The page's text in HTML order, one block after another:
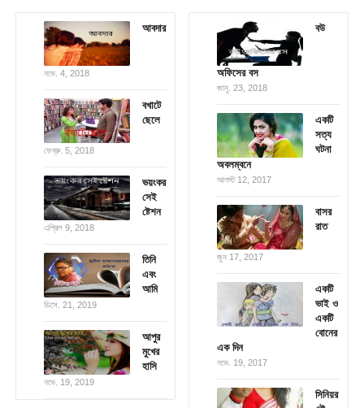
আবদার
নভে. 4, 2018
বখাটে
ছেলে
ফেব্রু. 5, 2018
ভয়ংকর
সেই
ষ্টেশন
এপ্রিল 9, 2018
তিনি
এবং
আমি
ডিসে. 21, 2019
আপুর
মুখের
হাসি
নভে. 19, 2019
বউ
অফিসের বস
জানু. 23, 2018
একটি
সত্য
ঘটনা
অবলম্বনে
আগস্ট 12, 2017
বাসর
রাত
জুন 17, 2017
একটি
ভাই ও
একটি
বোনের
এক দিন
নভে. 19, 2017
সিনিয়র